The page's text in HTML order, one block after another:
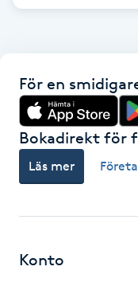
K18
Katun fransar
Kemisk peeling
Keratinbehandling
För en
Bokadirekt för
Läs mer
Konto